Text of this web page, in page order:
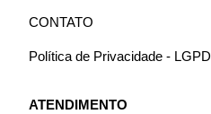
CONTATO
Política de Privacidade - LGPD
ATENDIMENTO